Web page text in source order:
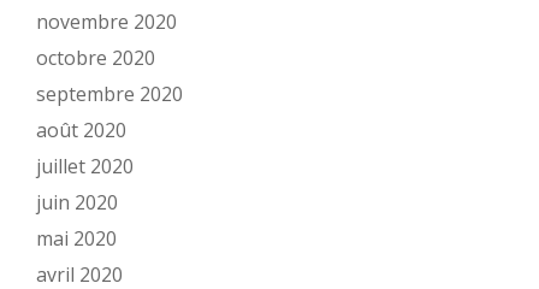
novembre 2020
octobre 2020
septembre 2020
août 2020
juillet 2020
juin 2020
mai 2020
avril 2020